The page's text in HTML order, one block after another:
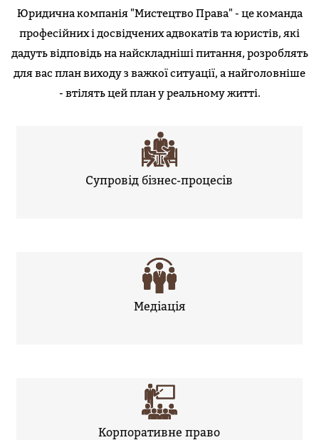
Юридична компанія "Мистецтво Права" - це команда
професійних і досвідчених адвокатів та юристів, які
дадуть відповідь на найскладніші питання, розроблять
для вас план виходу з важкої ситуації, а найголовніше
- втілять цей план у реальному житті.
Супровід бізнес-процесів
Медіація
Корпоративне право